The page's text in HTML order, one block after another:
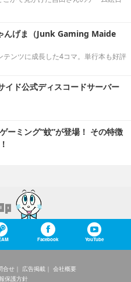
んげま（Junk Gaming Maide
ンツに成長した4コマ。単行本も好評
ド公式ディスコードサーバー
ーミング“蚊”が登場！ その特徴
Facebook YouTube
合せ 広告掲載
会社概要
保護方針